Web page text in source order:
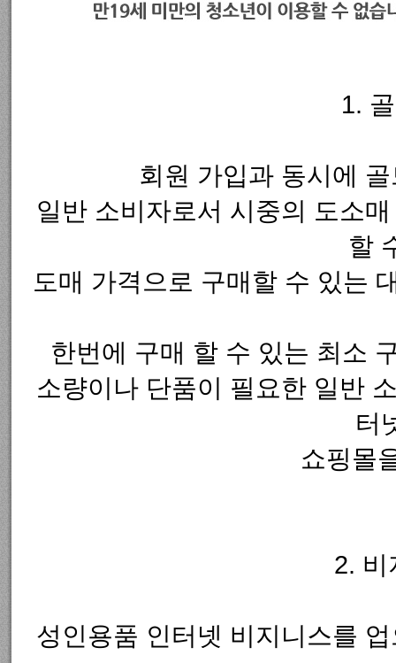
1.
회원 가입과 동시에
일반 소비자로서 시중의 도소
할
도매 가격으로 구매할 수 있는
한번에 구매 할 수 있는 최소
소량이나 단품이 필요한 일반
터
쇼핑몰
2. 비
성인용품 인터넷 비지니스를